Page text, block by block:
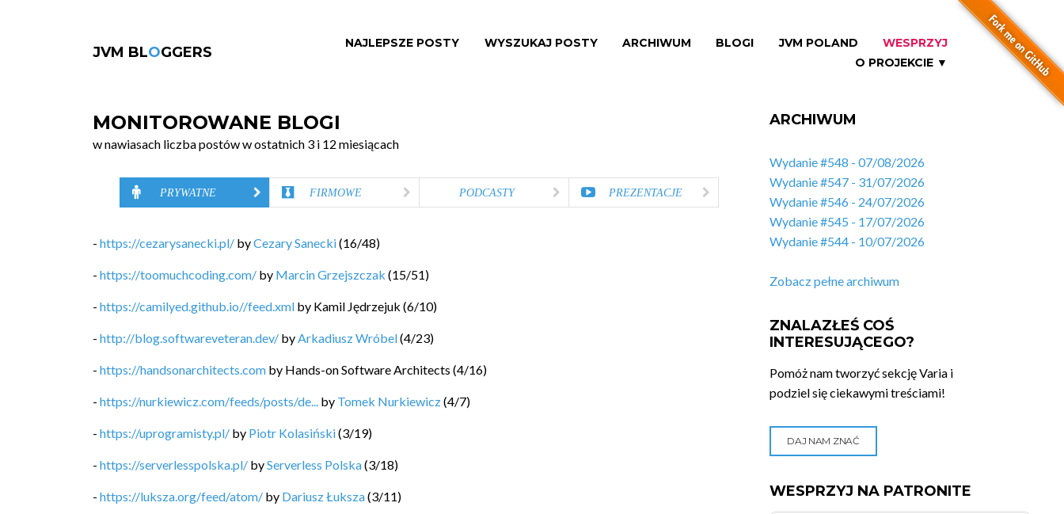
JVM BLOGGERS
NAJLEPSZE POSTY WYSZUKAJ POSTY ARCHIWUM BLOGI JVM POLAND
WESPRZYJ
O PROJEKCIE ▼
MONITOROWANE BLOGI
w nawiasach liczba postów w ostatnich 3 i 12 miesiącach
PRYWATNE FIRMOWE PODCASTY PREZENTACJE
- https://cezarysanecki.pl/ byCezary Sanecki(16/48)
- https://toomuchcoding.com/ by Marcin Grzejszczak (15/51)
- https://camilyed.github.io//feed.xml by Kamil Jędrzejuk (6/10)
- http://blog.softwareveteran.dev/ byArkadiusz Wróbel(4/23)
- https://handsonarchitects.com by Hands-on Software Architects (4/16)
- https://nurkiewicz.com/feeds/posts/de... by Tomek Nurkiewicz(4/7)
- https://uprogramisty.pl/ by Piotr Kolasiński(3/19)
- https://serverlesspolska.pl/ byServerless Polska(3/18)
- https://luksza.org/feed/atom/ by Dariusz Łuksza(3/11)
ARCHIWUM
Wydanie #548 - 07/08/2026
Wydanie #547 - 31/07/2026
Wydanie #546 - 24/07/2026
Wydanie #545 - 17/07/2026
Wydanie #544 - 10/07/2026
Zobacz pełne archiwum
ZNALAZŁEŚ COŚ
INTERESUJĄCEGO?
Pomóż nam tworzyć sekcję Varia i
podziel się ciekawymi treściami!
DAJ NAM ZNAĆ
WESPRZYJ NA PATRONITE